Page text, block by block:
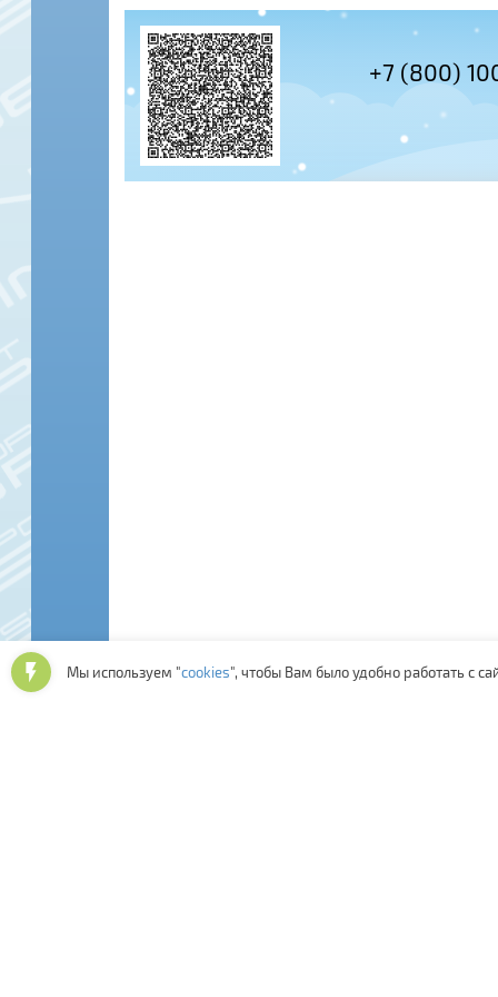
+7 (800)
+7 (495) 978-61-54
Мы используем "cookies", чтобы Вам было удобно работать с